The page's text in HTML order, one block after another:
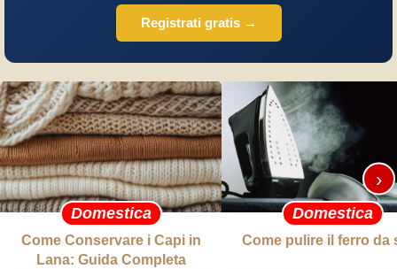
Registrati gratis →
Domestica
Come Conservare i Capi in
Lana: Guida Completa
Domestica
Come pulire il ferro da
›